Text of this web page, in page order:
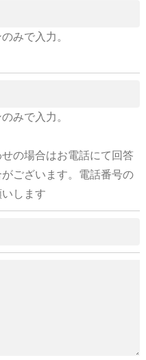
みで入力。
みで入力。
の場合はお電話にて回答
ございます。電話番号の
します